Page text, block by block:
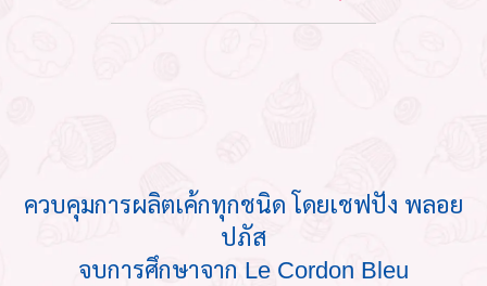
ควบคุมการผลิตเค้กทุกชนิด โดยเชฟปัง พลอย
ปภัส
จบการศึกษาจาก Le Cordon Bleu